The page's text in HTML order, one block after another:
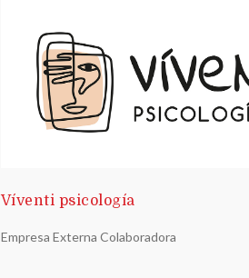
Víventi psicología
Empresa Externa Colaboradora